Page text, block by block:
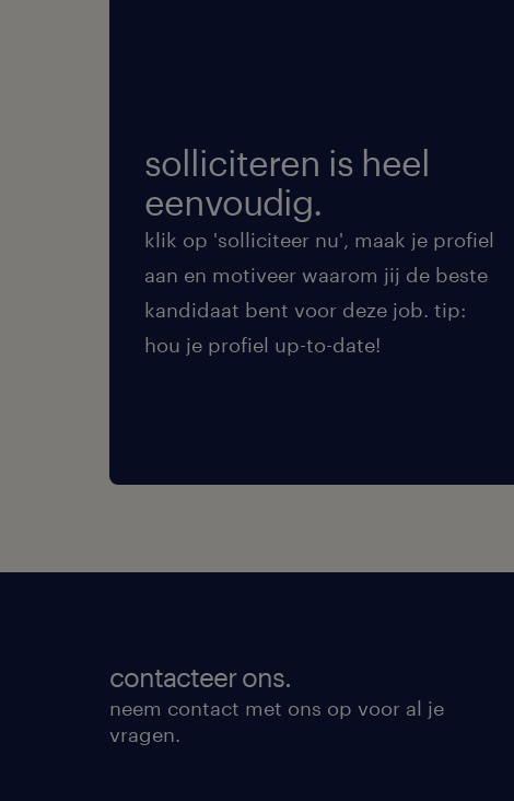
solliciteren is heel
eenvoudig.
klik op 'solliciteer nu', maak je profiel
aan en motiveer waarom jij de beste
kandidaat bent voor deze job. tip:
hou je profiel up-to-date!
contacteer ons.
neem contact met ons op voor al je
vragen.